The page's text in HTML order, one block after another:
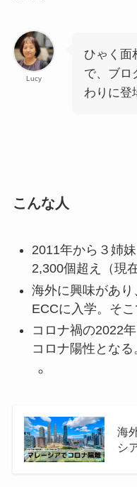
Lucy
ひゃく面
で、ブロ
わりに登
こんな人
2011年から３姉
2,300個超え（現
海外に興味があ
ECCに入学。そこ
コロナ禍の2022
コロナ陽性となる
海
シ